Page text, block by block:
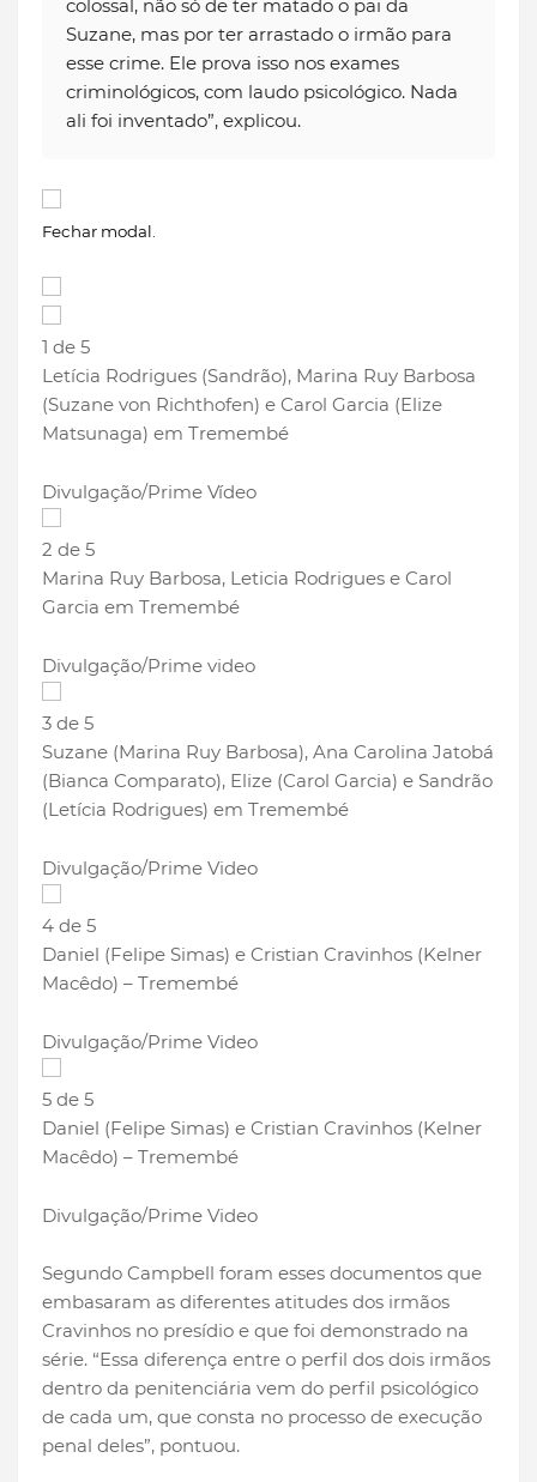
colossal, não só de ter matado o pai da
Suzane, mas por ter arrastado o irmão para
esse crime. Ele prova isso nos exames
criminológicos, com laudo psicológico. Nada
ali foi inventado”, explicou.
Fechar modal.
1 de 5
Letícia Rodrigues (Sandrão), Marina Ruy Barbosa
(Suzane von Richthofen) e Carol Garcia (Elize
Matsunaga) em Tremembé
Divulgação/Prime Vídeo
2 de 5
Marina Ruy Barbosa, Leticia Rodrigues e Carol
Garcia em Tremembé
Divulgação/Prime video
3 de 5
Suzane (Marina Ruy Barbosa), Ana Carolina Jatobá
(Bianca Comparato), Elize (Carol Garcia) e Sandrão
(Letícia Rodrigues) em Tremembé
Divulgação/Prime Video
4 de 5
Daniel (Felipe Simas) e Cristian Cravinhos (Kelner
Macêdo) – Tremembé
Divulgação/Prime Video
5 de 5
Daniel (Felipe Simas) e Cristian Cravinhos (Kelner
Macêdo) – Tremembé
Divulgação/Prime Video
Segundo Campbell foram esses documentos que
embasaram as diferentes atitudes dos irmãos
Cravinhos no presídio e que foi demonstrado na
série. “Essa diferença entre o perfil dos dois irmãos
dentro da penitenciária vem do perfil psicológico
de cada um, que consta no processo de execução
penal deles”, pontuou.